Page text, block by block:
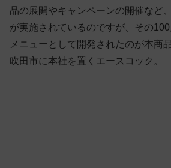
品の展開やキャンペーンの開催など
が実施されているのですが、その
メニューとして開発されたのが本商
吹田市に本社を置くエースコック。